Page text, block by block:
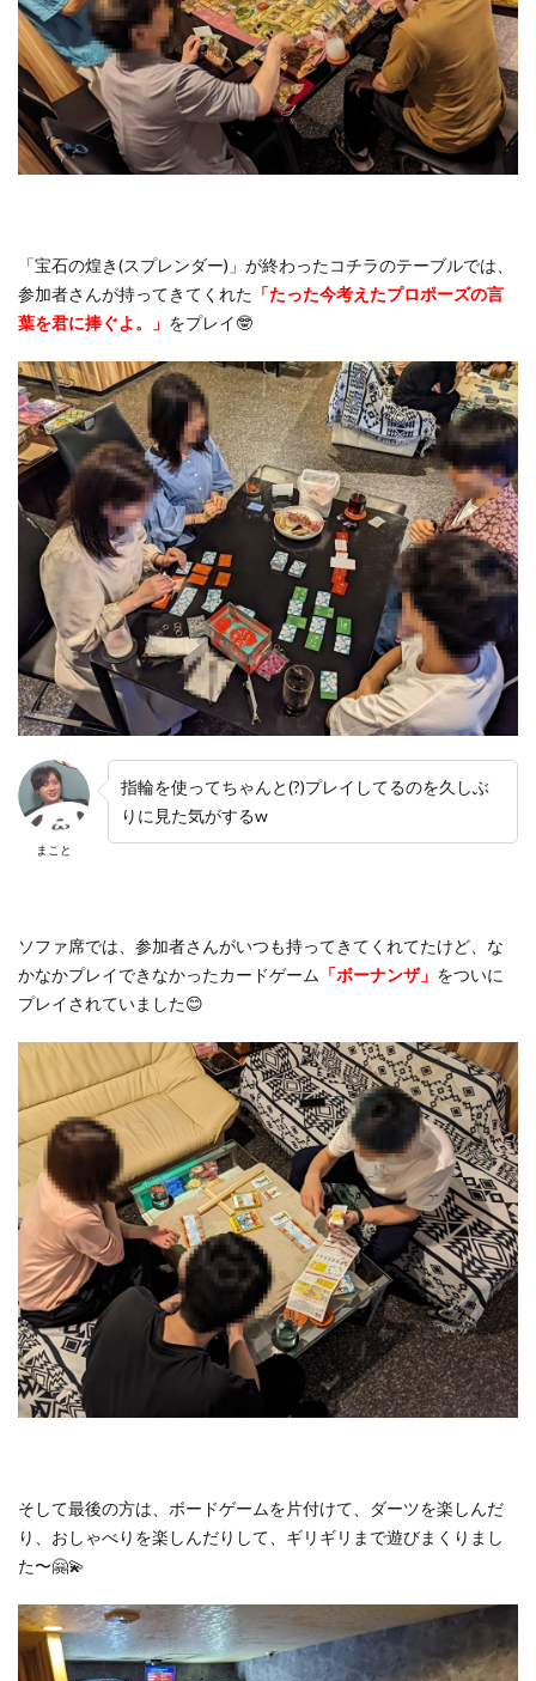
「宝石の煌き(スプレンダー)」が終わったコチラのテーブルでは、
参加者さんが持ってきてくれた 「たった今考えたプロポーズの言
葉を君に捧ぐよ。」 をプレイ🤓
まこと
指輪を使ってちゃんと(?)プレイしてるのを久しぶ
りに見た気がするw
ソファ席では、参加者さんがいつも持ってきてくれてたけど、な
かなかプレイできなかったカードゲーム 「ボーナンザ」 をついに
プレイされていました😊
そして最後の方は、ボードゲームを片付けて、ダーツを楽しんだ
り、おしゃべりを楽しんだりして、ギリギリまで遊びまくりまし
た〜🤗💫